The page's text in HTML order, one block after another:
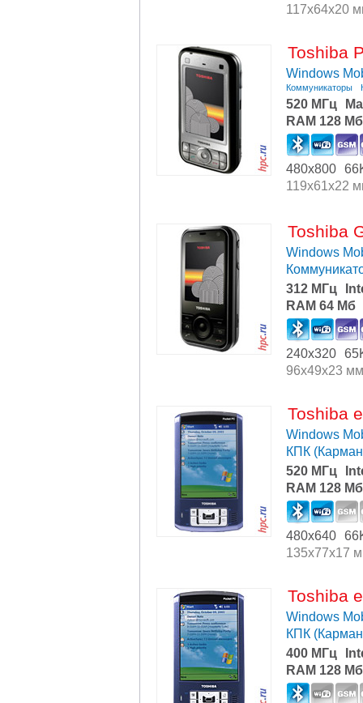
117x64x20
Toshiba
Windows
Коммуникаторы
520 МГц
RAM 128 Мб
480x800
119x61x22
Toshiba
Windows
312 МГц
RAM 64 Мб
240x320
96x49x23 мм
Toshiba
Windows
КПК
520 МГц
RAM 128 Мб
480x640
135x77x17
Toshiba
Windows
КПК
400 МГц
RAM 128 Мб